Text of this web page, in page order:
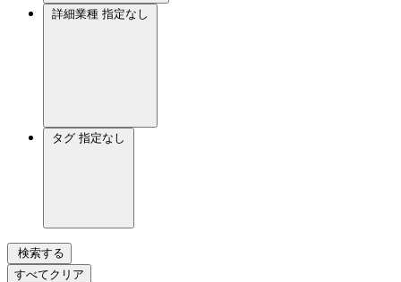
詳細業種 指定なし
タグ 指定なし
検索する
すべてクリア